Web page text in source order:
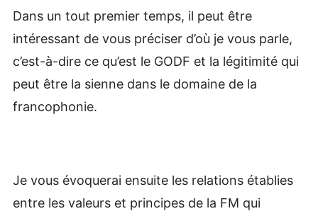
Dans un tout premier temps, il peut être
intéressant de vous préciser d’où je vous parle,
c’est-à-dire ce qu’est le GODF et la légitimité qui
peut être la sienne dans le domaine de la
francophonie.
Je vous évoquerai ensuite les relations établies
entre les valeurs et principes de la FM qui